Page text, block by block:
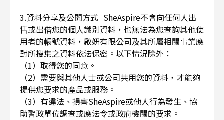
3.資料分享及公開方式 SheAspire不會向任何人出
售或出借您的個人識別資料，也無法為您查詢其他使
用者的帳號資料，啟妍有限公司及其所屬相關事業應
對所搜集之資料依法保密。以下情況除外：
（1）取得您的同意。
（2）需要與其他人士或公司共用您的資料，才能夠
提供您要求的產品或服務。
（3）有違法、損害SheAspire或他人行為發生、協
助警政單位調查或應法令或政府機關的要求。